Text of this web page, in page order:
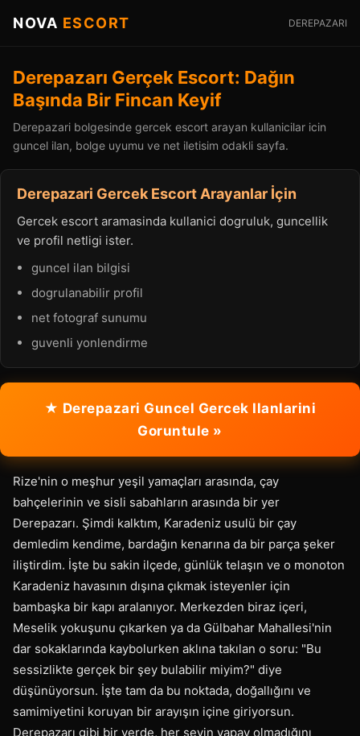
NOVA ESCORT DEREPAZARI
Derepazarı Gerçek Escort: Dağın
Başında Bir Fincan Keyif
Derepazari bolgesinde gercek escort arayan kullanicilar icin
guncel ilan, bolge uyumu ve net iletisim odakli sayfa.
Derepazari Gercek Escort Arayanlar İçin
Gercek escort aramasinda kullanici dogruluk, guncellik
ve profil netligi ister.
guncel ilan bilgisi
dogrulanabilir profil
net fotograf sunumu
guvenli yonlendirme
★ Derepazari Guncel Gercek Ilanlarini
Goruntule »
Rize'nin o meşhur yeşil yamaçları arasında, çay
bahçelerinin ve sisli sabahların arasında bir yer
Derepazarı. Şimdi kalktım, Karadeniz usulü bir çay
demledim kendime, bardağın kenarına da bir parça şeker
iliştirdim. İşte bu sakin ilçede, günlük telaşın ve o monoton
Karadeniz havasının dışına çıkmak isteyenler için
bambaşka bir kapı aralanıyor. Merkezden biraz içeri,
Meselik yokuşunu çıkarken ya da Gülbahar Mahallesi'nin
dar sokaklarında kaybolurken aklına takılan o soru: "Bu
sessizlikte gerçek bir şey bulabilir miyim?" diye
düşünüyorsun. İşte tam da bu noktada, doğallığını ve
samimiyetini koruyan bir arayışın içine giriyorsun.
Derepazarı gibi bir yerde, her şeyin yapay olmadığını